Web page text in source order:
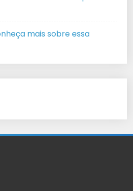
mais sobre essa